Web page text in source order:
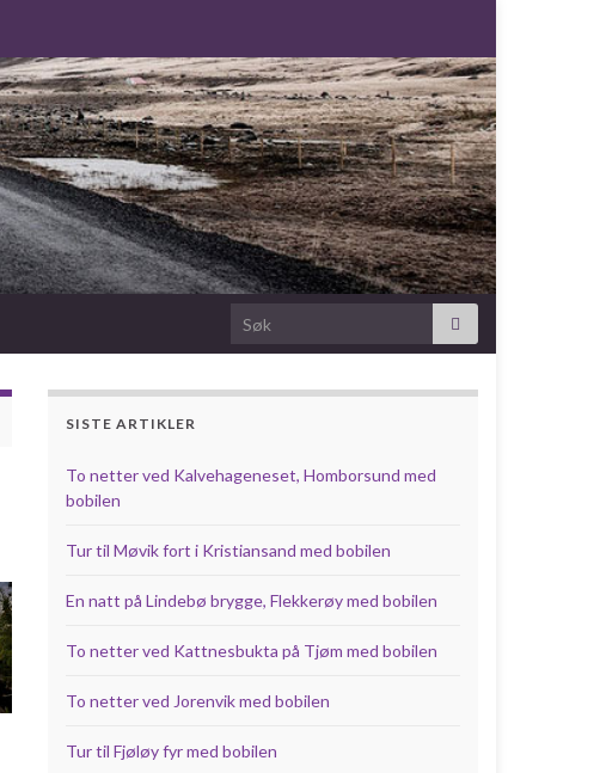
Search for:
SISTE ARTIKLER
To netter ved Kalvehageneset, Homborsund med
bobilen
Tur til Møvik fort i Kristiansand med bobilen
En natt på Lindebø brygge, Flekkerøy med bobilen
To netter ved Kattnesbukta på Tjøm med bobilen
To netter ved Jorenvik med bobilen
Tur til Fjøløy fyr med bobilen